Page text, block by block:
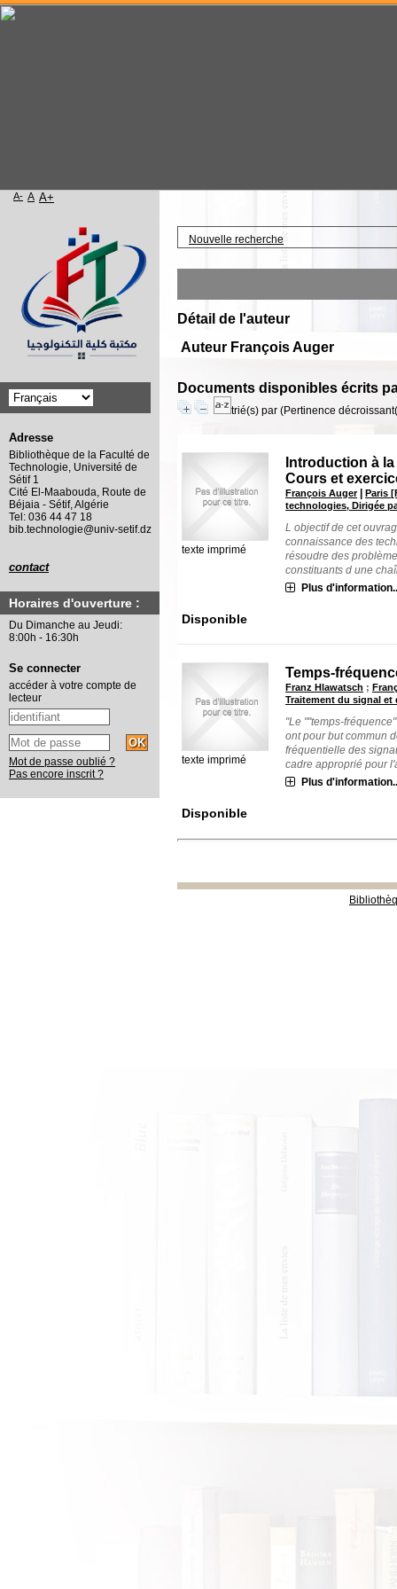
Nouvelle recherche
Détail de l'auteur
Auteur François Auger
Documents disponibles écrits
trié(s) par (Pertinence
texte imprimé
Introduction à
Cours et
François Auger |Paris
technologies, Dirigée
L objectif de cet
connaissance des
résoudre des
constituants d une
Plus
Disponible
texte imprimé
Temps-
Franz Hlawatsch ;
Traitement du signal et
"Le ""temps-
ont pour but commun
fréquentielle des
cadre approprié pour
Plus
Disponible
Accueil
A- A A+
Adresse
Bibliothèque de la Faculté de
Technologie, Université de
Sétif 1
Cité El-Maabouda, Route de
Béjaia - Sétif, Algérie
Tel: 036 44 47 18
bib.technologie@univ-setif.dz
contact
Horaires d'ouverture :
Du Dimanche au Jeudi:
8:00h - 16:30h
Se connecter
accéder à votre compte de
lecteur
Mot de passe oublié ?
Pas encore inscrit ?